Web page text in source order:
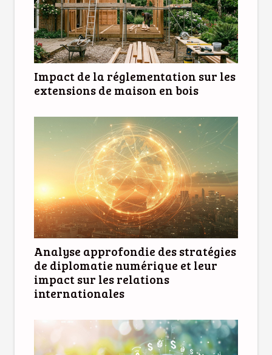
Impact de la réglementation sur les
extensions de maison en bois
Analyse approfondie des stratégies
de diplomatie numérique et leur
impact sur les relations
internationales